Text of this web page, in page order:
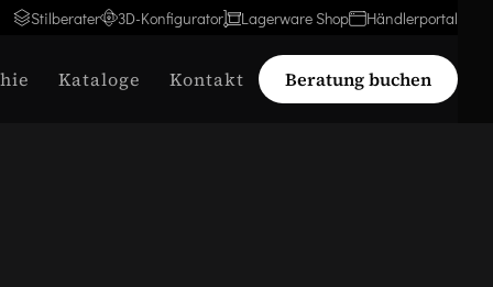
Stilberater 3D-Konfigurator Lagerware Shop Händlerportal
Kataloge Kontakt Beratung buchen